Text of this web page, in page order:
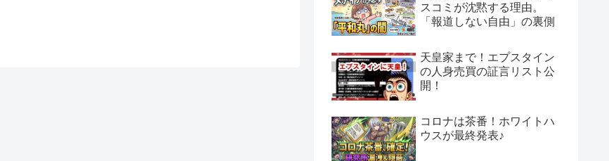
スコミが沈黙する理由。
「報道しない自由」の裏側
天皇家まで！エプスタイン
の人身売買の証言リスト公
開！
コロナは茶番！ホワイトハ
ウスが最終発表♪